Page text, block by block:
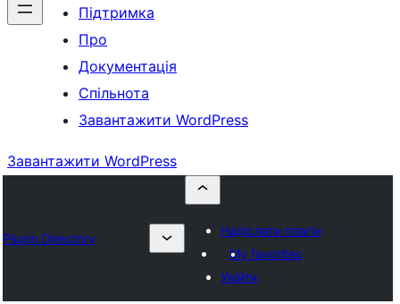
Підтримка
Про
Документація
Спільнота
Завантажити WordPress
Завантажити WordPress
Plugin Directory
Надіслати плагін
My favorites
Увійти